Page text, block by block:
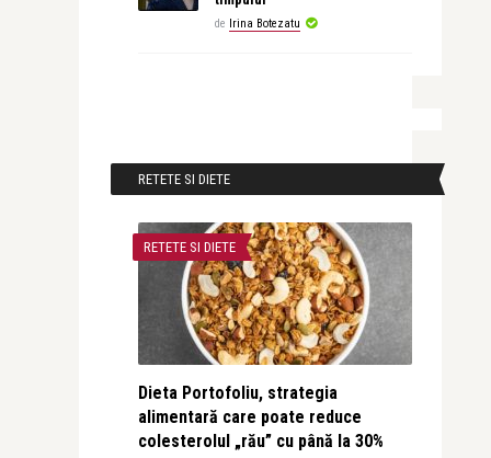
de Irina Botezatu
RETETE SI DIETE
RETETE SI DIETE
Dieta Portofoliu, strategia
alimentară care poate reduce
colesterolul „rău” cu până la 30%